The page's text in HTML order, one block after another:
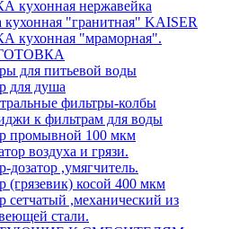
кухонная нержавейка
"гранитная" KAISER
кухонная "мраморная".
для питьевой воды
для душа
фильтры-колбы
к фильтрам для воды
промывной 100 мкм
воздуха и грязи.
дозатор ,умягчитель.
(грязевик) косой 400 мкм
сетчатый ,механический из
стали.